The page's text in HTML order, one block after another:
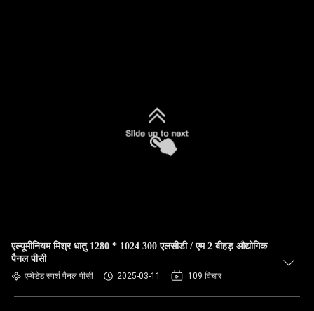
एल्यूमीनियम मिश्र धातु 1280 * 1024 300 एलसीडी / एम 2 बीहड़ औद्योगिक
पैनल पीसी
एम्बेडेड स्पर्श पैनल पीसी 2025-03-11 109 विचार